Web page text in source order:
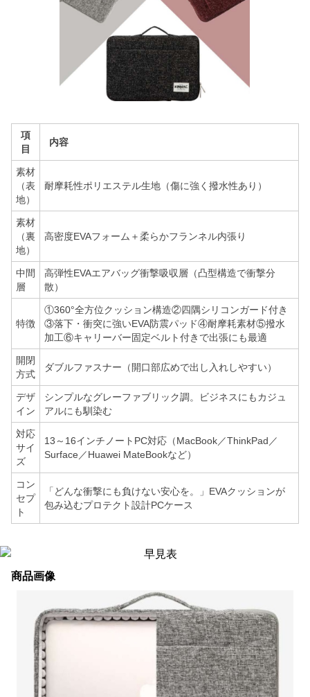
項
目
内容
素材
（表
地）
耐摩耗性ポリエステル生地（傷に強く撥水性あり）
素材
（裏
地）
高密度EVAフォーム＋柔らかフランネル内張り
中間
層
高弾性EVAエアバッグ衝撃吸収層（凸型構造で衝撃分
散）
特徴
①360°全方位クッション構造②四隅シリコンガード付き
③落下・衝突に強いEVA防震パッド④耐摩耗素材⑤撥水
加工⑥キャリーバー固定ベルト付きで出張にも最適
開閉
方式
ダブルファスナー（開口部広めで出し入れしやすい）
デザ
イン
シンプルなグレーファブリック調。ビジネスにもカジュ
アルにも馴染む
対応
サイ
ズ
13～16インチノートPC対応（MacBook／ThinkPad／
Surface／Huawei MateBookなど）
コン
セプ
ト
「どんな衝撃にも負けない安心を。」EVAクッションが
包み込むプロテクト設計PCケース
商品画像